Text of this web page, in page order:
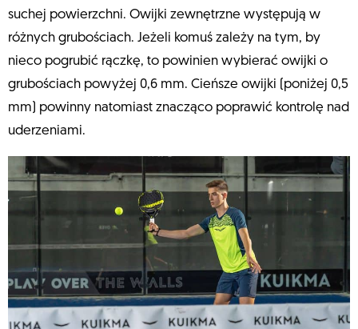
suchej powierzchni. Owijki zewnętrzne występują w
różnych grubościach. Jeżeli komuś zależy na tym, by
nieco pogrubić rączkę, to powinien wybierać owijki o
grubościach powyżej 0,6 mm. Cieńsze owijki (poniżej 0,5
mm) powinny natomiast znacząco poprawić kontrolę nad
uderzeniami.